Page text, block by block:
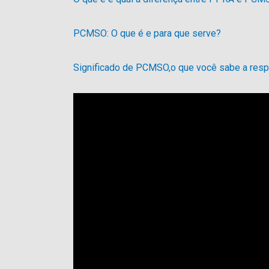
PCMSO: O que é e para que serve?
Significado de PCMSO,o que você sabe a